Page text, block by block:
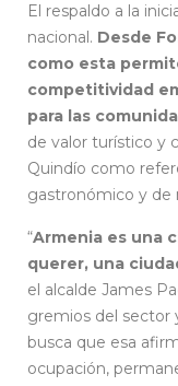
El respaldo a la
nacional. Desde
como esta
competitividad
para las
de valor turístico y
Quindío como
gastronómico y de
“Armenia es una
querer, una
el alcalde James
gremios del sector
busca que esa
ocupación,